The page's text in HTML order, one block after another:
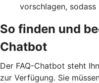
vorschlagen, sodass
So finden und
Chatbot
Der FAQ-Chatbot steht
zur Verfügung. Sie